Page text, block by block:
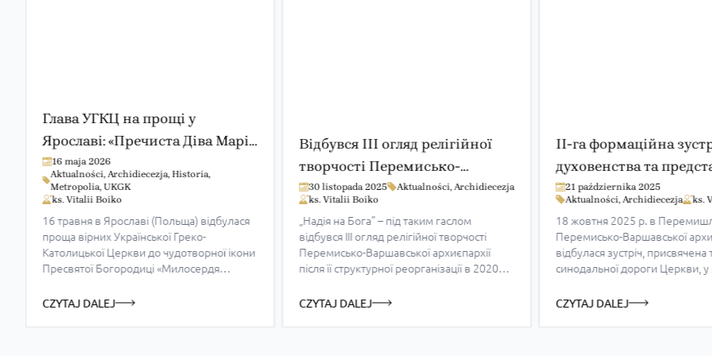
Глава УГКЦ на прощі у
Ярославі: «Пречиста Діва Марія
сьогодні подає нам те
милосердя, якого ми просимо»
16 maja 2026
Aktualności,Archidiecezja,Historia,
Metropolia,UKGK
ks. Vitalii Boiko
16 травня в Ярославі (Польща) відбулася
проща вірних Української Греко-
Католицької Церкви до чудотворної ікони
Пресвятої Богородиці «Милосердя
приурочили до 30-річчя коронації
Перемишльсько-Варшавської митрополії
CZYTAJ DALEJ
Відбувся ІІІ огляд релігійної
творчості Перемисько-
Варшавської архиєпархії
30 listopada 2025 Aktualności,Archidiecezja
ks. Vitalii Boiko
„Надія на Бога” – під таким гаслом
відбувся ІІІ огляд релігійної творчості
Перемисько-Варшавської архиєпархії
після її структурної реорганізації в 2020
Ювілейного року в Католицькій Церкві і
де залишається надія на Бога та
CZYTAJ DALEJ
ІІ-га формаційна
духовенства та
парафіяльних рад
21 października 2025
Aktualności,Archidiecezja ks.
18 жовтня 2025 р. в
Перемисько-Варшавської
відбулася зустріч, присвячена
синодальної дороги Церкви, у
миряни з Перемисько-
розпочалася з молебню до
CZYTAJ DALEJ